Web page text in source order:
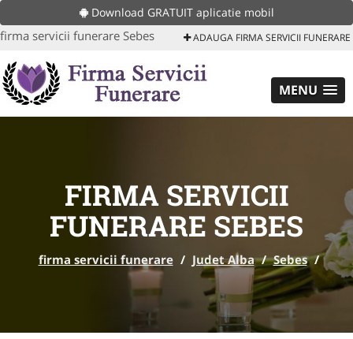
Download GRATUIT aplicatie mobil
firma servicii funerare Sebes ADAUGA FIRMA SERVICII FUNERARE
MENU
FIRMA SERVICII
FUNERARE SEBES
firma servicii funerare / Judet Alba / Sebes /